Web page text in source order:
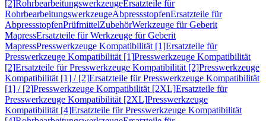
[2]RohrbearbeitungswerkzeugeErsatzteile für
RohrbearbeitungswerkzeugeAbpressstopfenErsatzteile für
AbpressstopfenPrüfmittelZubehörWerkzeuge für Geberit
MapressErsatzteile für Werkzeuge für Geberit
MapressPresswerkzeuge Kompatibilität [1]Ersatzteile für
Presswerkzeuge Kompatibilität [1]Presswerkzeuge Kompatibilität
[2]Ersatzteile für Presswerkzeuge Kompatibilität [2]Presswerkzeuge
Kompatibilität [1] / [2]Ersatzteile für Presswerkzeuge Kompatibilität
[1] / [2]Presswerkzeuge Kompatibilität [2XL]Ersatzteile für
Presswerkzeuge Kompatibilität [2XL]Presswerkzeuge
Kompatibilität [4]Ersatzteile für Presswerkzeuge Kompatibilität